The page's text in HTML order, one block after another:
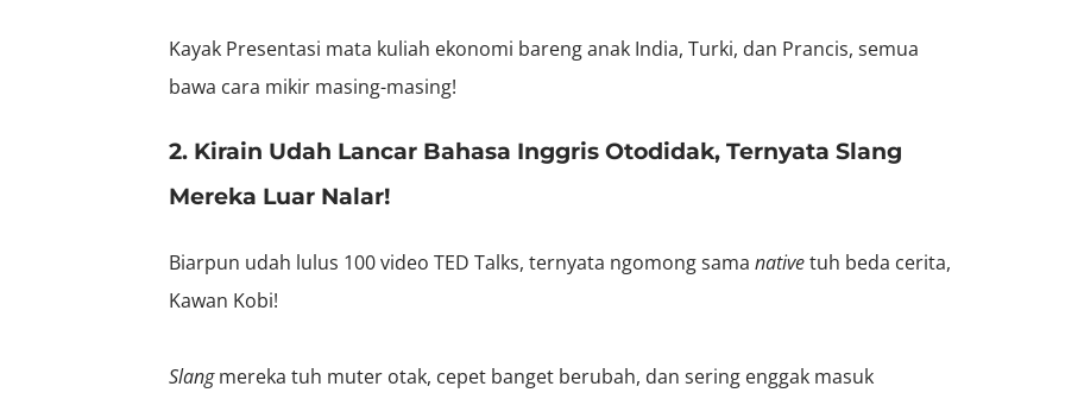
Kayak Presentasi mata kuliah ekonomi bareng anak India, Turki, dan Prancis, semua
bawa cara mikir masing-masing!
2. Kirain Udah Lancar Bahasa Inggris Otodidak, Ternyata Slang
Mereka Luar Nalar!
Biarpun udah lulus 100 video TED Talks, ternyata ngomong sama nativetuh beda cerita,
Kawan Kobi!
Slangmereka tuh muter otak, cepet banget berubah, dan sering enggak masuk